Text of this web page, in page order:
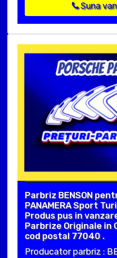
Suna
Parbriz BENSON
PANAMERA Sport
Produs pus in
Parbrize Originale in
cod postal 77040 .
Producator parbriz :